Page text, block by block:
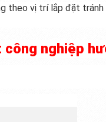
theo vị trí lắp đặt tránh
công nghiệp